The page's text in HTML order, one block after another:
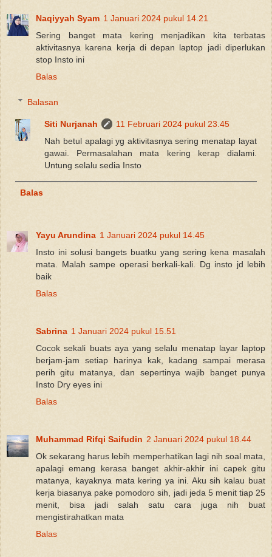
Naqiyyah Syam 1 Januari 2024 pukul 14.21
Sering banget mata kering menjadikan kita terbatas
aktivitasnya karena kerja di depan laptop jadi diperlukan
stop Insto ini
Balas
Balasan
Siti Nurjanah
11 Februari 2024 pukul 23.45
Nah betul apalagi yg aktivitasnya sering menatap layat
gawai. Permasalahan mata kering kerap dialami.
Untung selalu sedia Insto
Balas
Yayu Arundina 1 Januari 2024 pukul 14.45
Insto ini solusi bangets buatku yang sering kena masalah
mata. Malah sampe operasi berkali-kali. Dg insto jd lebih
baik
Balas
Sabrina 1 Januari 2024 pukul 15.51
Cocok sekali buats aya yang selalu menatap layar laptop
berjam-jam setiap harinya kak, kadang sampai merasa
perih gitu matanya, dan sepertinya wajib banget punya
Insto Dry eyes ini
Balas
Muhammad Rifqi Saifudin 2 Januari 2024 pukul 18.44
Ok sekarang harus lebih memperhatikan lagi nih soal mata,
apalagi emang kerasa banget akhir-akhir ini capek gitu
matanya, kayaknya mata kering ya ini. Aku sih kalau buat
kerja biasanya pake pomodoro sih, jadi jeda 5 menit tiap 25
menit, bisa jadi salah satu cara juga nih buat
mengistirahatkan mata
Balas